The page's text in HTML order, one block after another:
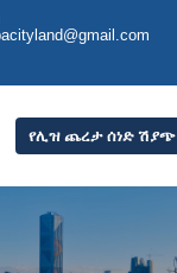
የሊዝ ጨረታ ሰነድ ሽያጭ